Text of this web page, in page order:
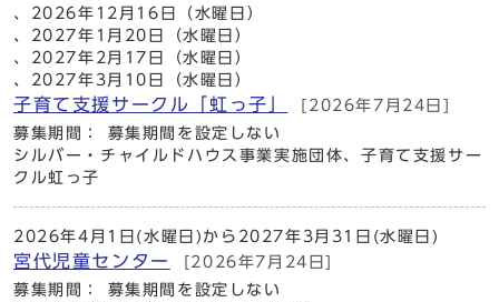
、2026年12月16日（水曜日）
、2027年1月20日（水曜日）
、2027年2月17日（水曜日）
、2027年3月10日（水曜日）
子育て支援サークル「虹っ子」 [2026年7月24日]
募集期間： 募集期間を設定しない
シルバー・チャイルドハウス事業実施団体、子育て支援サー
クル虹っ子
2026年4月1日(水曜日)から2027年3月31日(水曜日)
宮代児童センター [2026年7月24日]
募集期間： 募集期間を設定しない